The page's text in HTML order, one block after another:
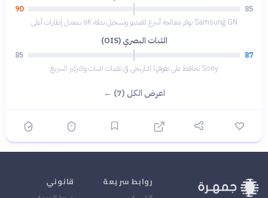
85
90
Samsung GN توفر معالجة أسرع للفيديو وتسجيل بدقة 8K بمعدل إطارات أعلى
الثبات البصري (OIS)
87
85
Sony تحافظ على تفوقها التاريخي في تقنيات الثبات والتركيز السريع
اعرض الكل (7) ←
روابط سريعة قانوني